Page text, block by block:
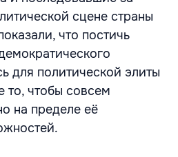
сцене страны
что постичь
для политической элиты
то, чтобы совсем
на пределе её